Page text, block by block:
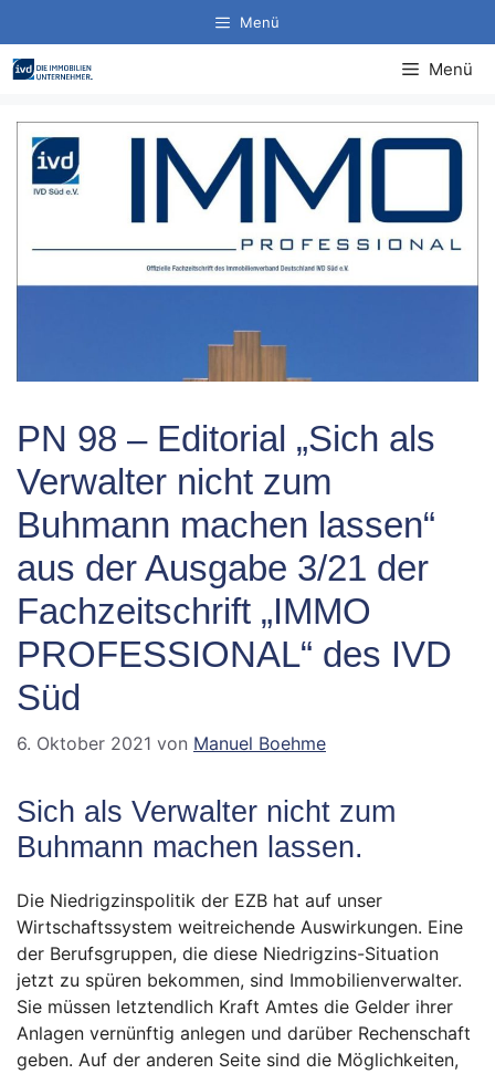
Inhalt
springen
Menü
Menü
PN 98 – Editorial „Sich als
Verwalter nicht zum
Buhmann machen lassen“
aus der Ausgabe 3/21 der
Fachzeitschrift „IMMO
PROFESSIONAL“ des IVD
Süd
6. Oktober 2021 von Manuel Boehme
Sich als Verwalter nicht zum
Buhmann machen lassen.
Die Niedrigzinspolitik der EZB hat auf unser
Wirtschaftssystem weitreichende Auswirkungen. Eine
der Berufsgruppen, die diese Niedrigzins-Situation
jetzt zu spüren bekommen, sind Immobilienverwalter.
Sie müssen letztendlich Kraft Amtes die Gelder ihrer
Anlagen vernünftig anlegen und darüber Rechenschaft
geben. Auf der anderen Seite sind die Möglichkeiten,